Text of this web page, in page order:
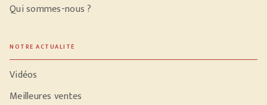
Qui sommes-nous ?
NOTRE ACTUALITÉ
Vidéos
Meilleures ventes